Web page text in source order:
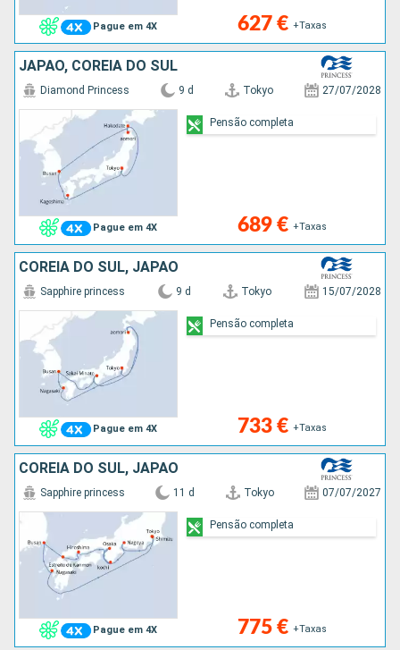
Pague em 4X 627 € +Taxas
JAPÃO, COREIA DO SUL
Pague em 4X
Diamond Princess 9 d Tokyo 27/07/2028
689 € +Taxas
Pensão completa
COREIA DO SUL, JAPÃO
Pague em 4X
Sapphire princess 9 d Tokyo 15/07/2028
733 € +Taxas
Pensão completa
COREIA DO SUL, JAPÃO
Pague em 4X
Sapphire princess 11 d Tokyo 07/07/2027
775 € +Taxas
Pensão completa